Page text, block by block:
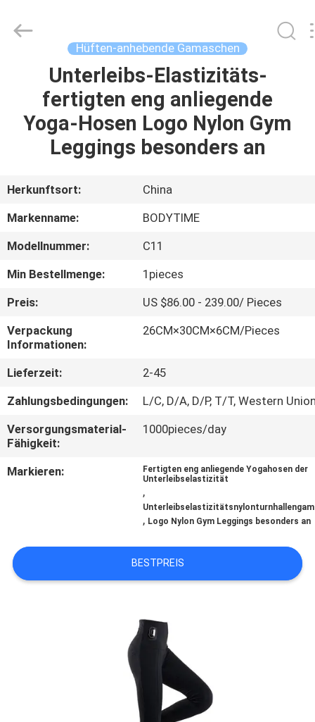
HAUS
PRODUKTE
UNS
AUSFLUG
QUALITÄTSKONTROLLE
TRETEN
SIE
MIT
UNS
IN
VERBINDUNG
FÄLLE
Technology
Hüften-anhebende Gamaschen
Unterleibs-Elastizitäts-
fertigten eng anliegende
Yoga-Hosen Logo Nylon Gym
Leggings besonders an
Herkunftsort:
China
Markenname:
BODYTIME
Modellnummer:
C11
Min Bestellmenge:
1pieces
Preis:
US $86.00 - 239.00/ Pieces
Verpackung
Informationen:
26CM×30CM×6CM/Pieces
Lieferzeit:
2-45
Zahlungsbedingungen:
L/C, D/A, D/P, T/T, Western
Versorgungsmaterial-
Fähigkeit:
1000pieces/day
Markieren:
Fertigten eng anliegende Yogahosen der
Unterleibselastizität
,
, Logo Nylon Gym Leggings besonders an
BESTPREIS